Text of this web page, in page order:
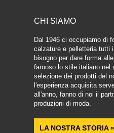
CHI SIAMO
Dal 1946 ci occupiamo di
calzature e pelletteria tutti
bisogno per dare forma
famoso lo stile italiano nel
selezione dei prodotti del
l'esperienza acquisita
all'anno, fanno di noi il
produzioni di moda.
LA NOSTRA STORIA »